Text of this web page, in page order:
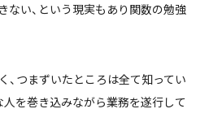
ない、という現実もあり関数の勉強
、つまずいたところは全て知ってい
人を巻き込みながら業務を遂行して